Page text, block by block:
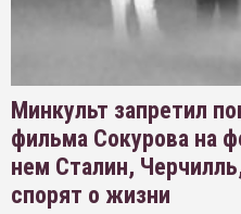
Минкульт запретил
фильма Сокурова на
нем Сталин,
спорят о жизни